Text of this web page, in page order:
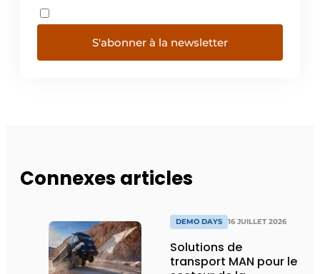
S'abonner à la newsletter
Connexes articles
DEMO DAYS 16 JUILLET 2026
Solutions de
transport MAN pour le